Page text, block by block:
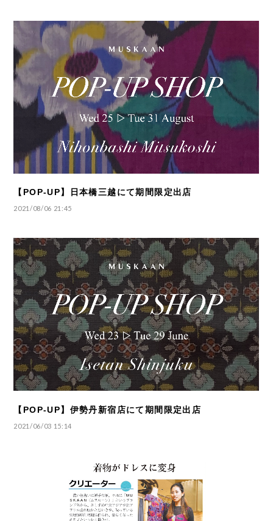
【POP-UP】日本橋三越にて期間限定出店
2021/08/06 21:45
【POP-UP】伊勢丹新宿店にて期間限定出店
2021/06/03 15:14